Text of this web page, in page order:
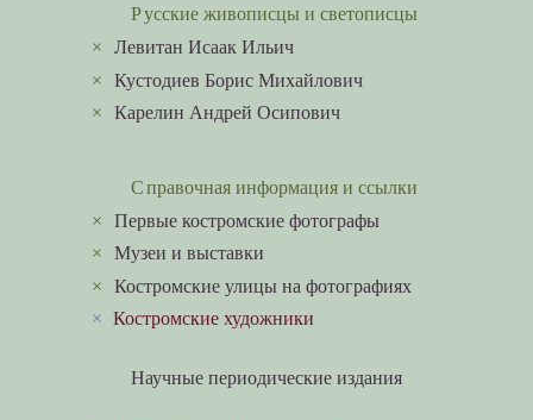
Русские живописцы и светописцы
×Левитан Исаак Ильич
×Кустодиев Борис Михайлович
×Карелин Андрей Осипович
Справочная информация и ссылки
×Первые костромские фотографы
×Музеи и выставки
×Костромские улицы на фотографиях
×Костромские художники
Научные периодические издания